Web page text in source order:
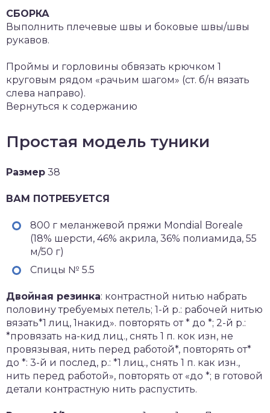
СБОРКА
Выполнить плечевые швы и боковые швы/швы
рукавов.
Проймы и горловины обвязать крючком 1
круговым рядом «рачьим шагом» (ст. б/н вязать
слева направо).
Вернуться к содержанию
Простая модель туники
Размер 38
ВАМ ПОТРЕБУЕТСЯ
800 г меланжевой пряжи Mondial Boreale
(18% шерсти, 46% акрила, 36% полиамида, 55
м/50 г)
Спицы № 5.5
Двойная резинка: контрастной нитью набрать
половину требуемых петель; 1-й р.: рабочей нитью
вязать*1 лиц, 1накид». повторять от * до *; 2-й р.:
*провязать на-кид лиц., снять 1 п. кок изн, не
провязывая, нить перед работой*, повторять от*
до *: 3-й и послед, р.: *1 лиц., снять 1 п. как изн.,
нить перед работой», повторять от «до *; в готовой
детали контрастную нить распустить.